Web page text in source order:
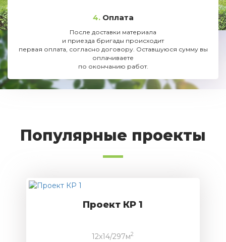
4. Оплата
После доставки материала
и приезда бригады происходит
первая оплата, согласно договору. Оставшуюся сумму вы
оплачиваете
по окончанию работ.
Популярные проекты
Проект КР 1
12x14/297м2